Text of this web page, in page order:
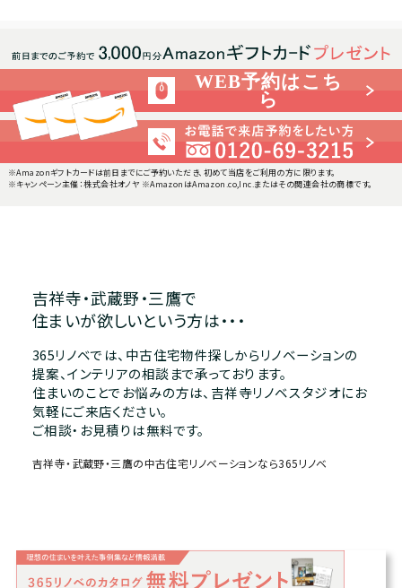
WEB予約はこち
ら
※Amazonギフトカードは前日までにご予約いただき、初めて当店をご利用の方に限ります。
※キャンペーン主催：株式会社オノヤ ※AmazonはAmazon.co,Inc.またはその関連会社の商標です。
吉祥寺・武蔵野・三鷹で
住まいが欲しいという方は・・・
365リノベでは、中古住宅物件探しからリノベーションの
提案、インテリアの相談まで承っております。
住まいのことでお悩みの方は、吉祥寺リノベスタジオにお
気軽にご来店ください。
ご相談・お見積りは無料です。
吉祥寺・武蔵野・三鷹の中古住宅リノベーションなら365リノベ